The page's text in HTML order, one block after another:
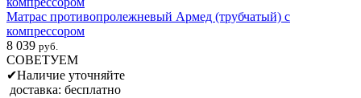
Матрас противопролежневый Армед (трубчатый) с
компрессором
8 039 руб.
СОВЕТУЕМ
✔Наличие уточняйте
доставка: бесплатно